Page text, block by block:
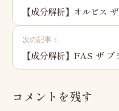
ナ
ゲ
ー
【成分解析】オルビス
次の記事 »
【成分解析】FAS ザ
コメントを残す